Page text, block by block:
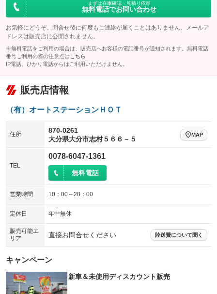
まずは在庫確認・見積り依頼
無料電話でお問い合わせ
お気軽にどうぞ。問合せ後に何度もご連絡が届くことはありません。メールア
ドレスは販売店に公開されません。
※無料電話をご利用の場合は、販売店へお客様の電話番号が通知されます。無料電話
番号ご利用の際の注意点は こちら
IP電話、ひかり電話からはご利用いただけません。
販売店情報
（有）オートステーションＨＯＴ
住所
870-0261
大分県大分市志村５６６－５
MAP
TEL
0078-6047-1361
無料電話
営業時間 10：00～20：00
定休日 年中無休
販売可能エ
リア
直接お問合せください 陸送費について聞く
キャンペーン
新車＆未使用ディスカウント販売